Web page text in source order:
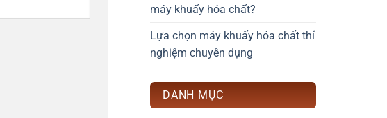
máy khuấy hóa chất?
Lựa chọn máy khuấy hóa chất thí
nghiệm chuyên dụng
DANH MỤC